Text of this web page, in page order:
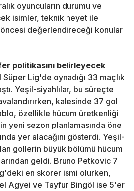
oyuncuların durumu ve
isimler, teknik heyet ile
değerlendireceği konular
politikasını belirleyecek
Lig'de oynadığı 33 maçlık
Yeşil-siyahlılar, bu süreçte
kalesinde 37 gol
özellikle hücum üretkenliği
yeni sezon planlamasında öne
yer alacağını gösterdi. Yeşil-
gollerin büyük bölümü hücum
geldi. Bruno Petkovic 7
en skorer ismi olurken,
Agyei ve Tayfur Bingöl ise 5'er